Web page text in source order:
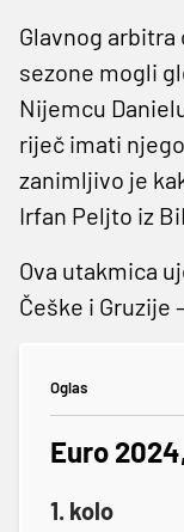
Glavnog
sezone mogli
Nijemcu
riječ imati
zanimljivo je
Irfan Peljto iz
Ova utakmica
Češke i Gruzije
Oglas
Euro
1. kolo